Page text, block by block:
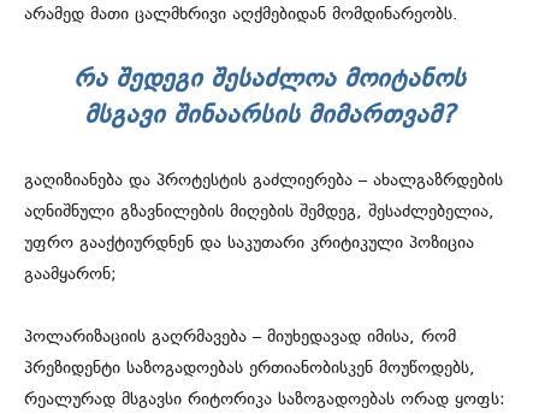
არამედ მათი ცალმხრივი აღქმებიდან მომდინარეობს.
ᲠᲐ ᲨᲔᲓᲔᲒᲘ ᲨᲔᲡᲐᲫᲚᲝᲐ ᲛᲝᲘᲢᲐᲜᲝᲡ
ᲛᲡᲒᲐᲕᲘ ᲨᲘᲜᲐᲐᲠᲡᲘᲡ ᲛᲘᲛᲐᲠᲗᲕᲐᲛ?
გაღიზიანება და პროტესტის გაძლიერება – ახალგაზრდების
აღნიშნული გზავნილების მიღების შემდეგ, შესაძლებელია,
უფრო გააქტიურდნენ და საკუთარი კრიტიკული პოზიცია
გაამყარონ;
პოლარიზაციის გაღრმავება – მიუხედავად იმისა, რომ
პრეზიდენტი საზოგადოებას ერთიანობისკენ მოუწოდებს,
რეალურად მსგავსი რიტორიკა საზოგადოებას ორად ყოფს: